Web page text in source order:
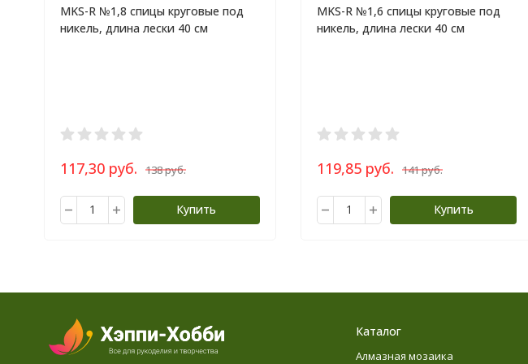
MKS-R №1,8 спицы круговые под
никель, длина лески 40 см
117,30 руб. 138 руб.
Купить
MKS-R №1,6 спицы круговые под
никель, длина лески 40 см
119,85 руб. 141 руб.
Купить
Каталог
Алмазная мозаика